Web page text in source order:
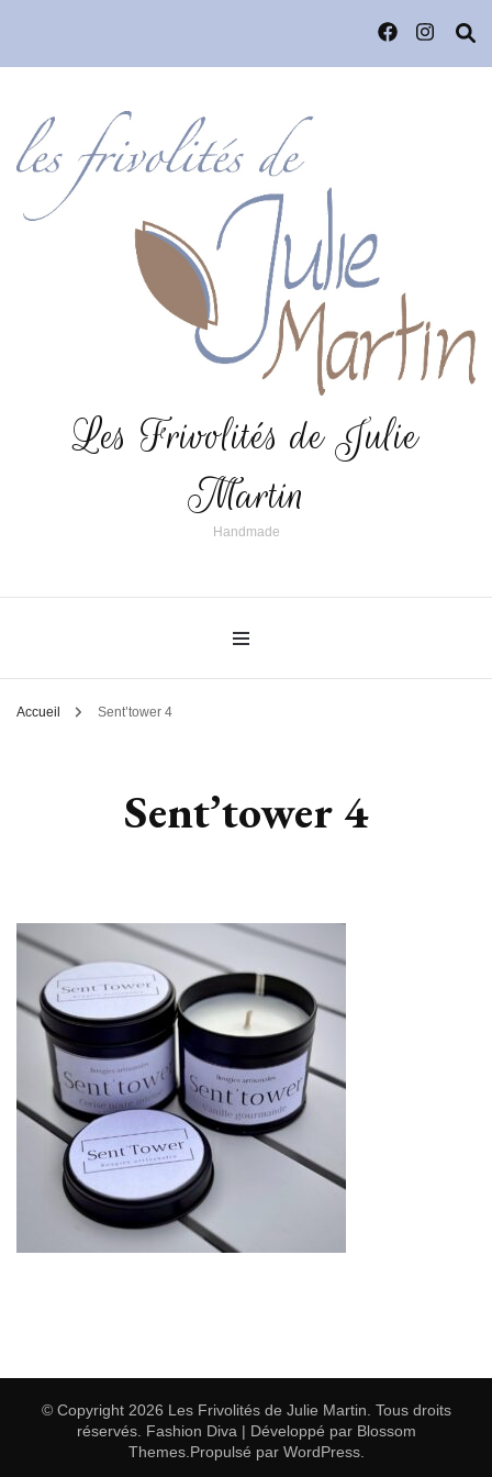
Les Frivolités de Julie
Martin
Handmade
Accueil Sent’tower 4
Sent’tower 4
© Copyright 2026 Les Frivolités de Julie Martin. Tous droits
réservés. Fashion Diva | Développé par Blossom
Themes.Propulsé par WordPress.